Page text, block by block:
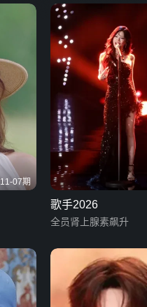
11-07期
歌手2026
全员肾上腺素飙升